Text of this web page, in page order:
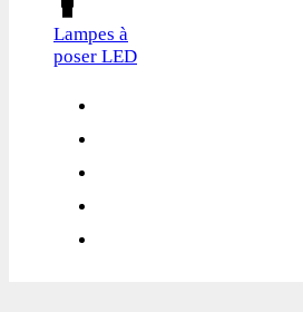
Lampes à
poser LED